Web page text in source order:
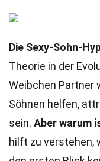
Die Sexy-Sohn-
Theorie in der
Weibchen Partner
Söhnen helfen,
sein. Aber warum
hilft zu verstehen,